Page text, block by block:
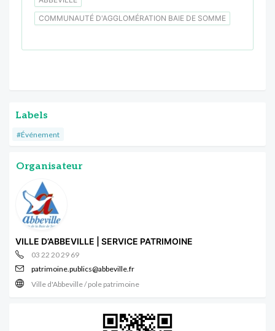
COMMUNAUTÉ D'AGGLOMÉRATION BAIE DE SOMME
Labels
#Événement
Organisateur
VILLE D’ABBEVILLE | SERVICE PATRIMOINE
03 22 20 29 69
patrimoine.publics@abbeville.fr
Ville d'Abbeville / pole patrimoine